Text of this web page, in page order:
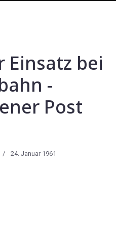
Einsatz bei
-
Post
24. Januar 1961